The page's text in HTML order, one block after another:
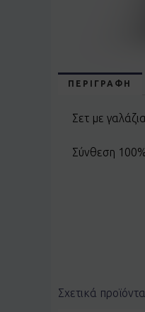
ΠΕΡΙΓΡΑΦΉ
Σετ με
Σύνθεση
Σχετικά προϊόντα